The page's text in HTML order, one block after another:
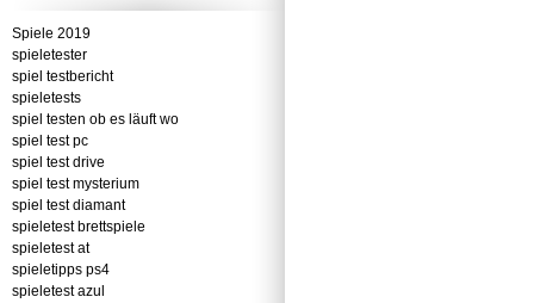
Spiele 2019
spieletester
spiel testbericht
spieletests
spiel testen ob es läuft wo
spiel test pc
spiel test drive
spiel test mysterium
spiel test diamant
spieletest brettspiele
spieletest at
spieletipps ps4
spieletest azul